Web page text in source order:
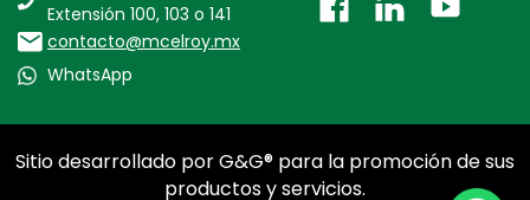
Extensión 100, 103 o 141
contacto@mcelroy.mx
WhatsApp
Sitio desarrollado por G&G® para la promoción de sus
productos y servicios.